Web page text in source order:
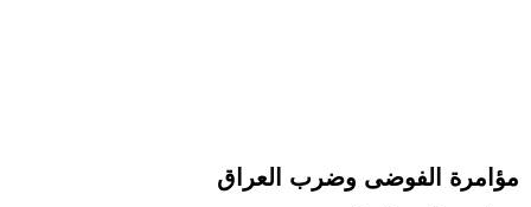
مؤامرة الفوضى وضرب العراق